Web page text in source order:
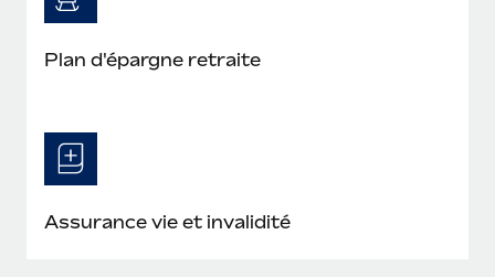
Plan d'épargne retraite
Assurance vie et invalidité